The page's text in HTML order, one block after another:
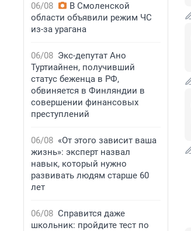
06/08
В Смоленской
области объявили режим ЧС
из-за урагана
06/08 Экс-депутат Ано
Туртиайнен, получивший
статус беженца в РФ,
обвиняется в Финляндии в
совершении финансовых
преступлений
06/08 «От этого зависит ваша
жизнь»: эксперт назвал
навык, который нужно
развивать людям старше 60
лет
06/08 Справится даже
школьник: пройдите тест по